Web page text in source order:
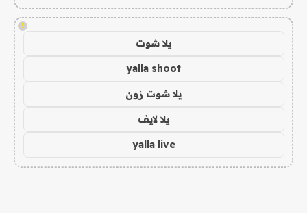
!
يلا شوت
yalla shoot
يلا شوت زون
يلا لايف
yalla live